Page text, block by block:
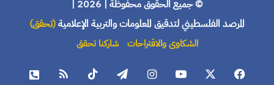
© جميع الحقوق محفوظة | 2026 |
المرصد الفلسطيني لتدقيق المعلومات والتربية الإعلامية(تحقق)
الشكاوى والاقتراحات شاركنا تحقق
فيسبوك يوتيوب انستقرام تيلقرام ‫TikTok ملخص